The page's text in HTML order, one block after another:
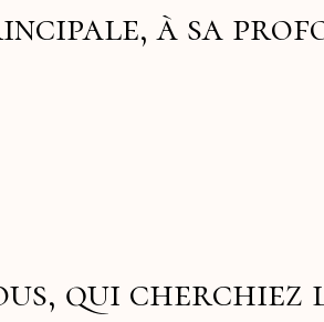
à sa
qui cherchiez